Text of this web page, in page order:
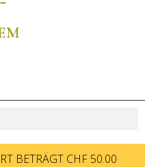
BETRÄGT CHF 50.00